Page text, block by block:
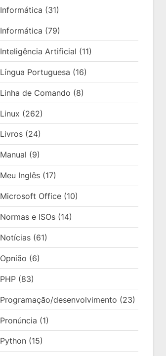
Informática (31)
Informática (79)
Inteligência Artificial (11)
Língua Portuguesa (16)
Linha de Comando (8)
Linux (262)
Livros (24)
Manual (9)
Meu Inglês (17)
Microsoft Office (10)
Normas e ISOs (14)
Notícias (61)
Opnião (6)
PHP (83)
Programação/desenvolvimento (23)
Pronúncia (1)
Python (15)